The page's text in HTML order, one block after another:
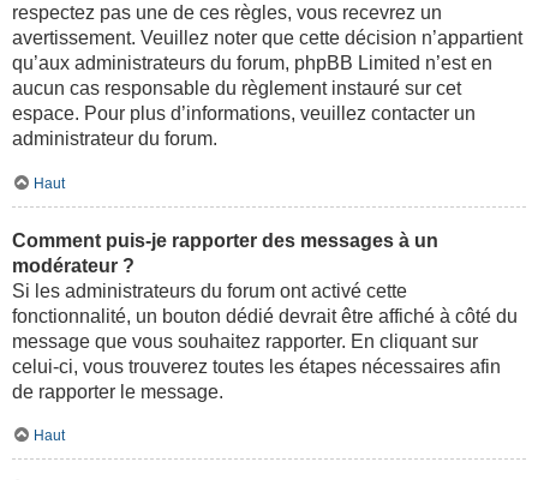
respectez pas une de ces règles, vous recevrez un
avertissement. Veuillez noter que cette décision n’appartient
qu’aux administrateurs du forum, phpBB Limited n’est en
aucun cas responsable du règlement instauré sur cet
espace. Pour plus d’informations, veuillez contacter un
administrateur du forum.
Haut
Comment puis-je rapporter des messages à un
modérateur ?
Si les administrateurs du forum ont activé cette
fonctionnalité, un bouton dédié devrait être affiché à côté du
message que vous souhaitez rapporter. En cliquant sur
celui-ci, vous trouverez toutes les étapes nécessaires afin
de rapporter le message.
Haut